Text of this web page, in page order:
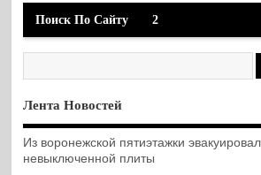
Поиск По Сайту 2
Лента Новостей
Из воронежской пятиэтажки
невыключенной плиты